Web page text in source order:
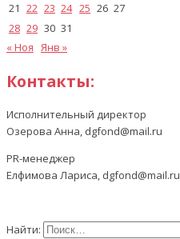
21 22 23 24 25 26 27
28 29 30 31
« Ноя Янв »
Контакты:
Исполнительный директор
Озерова Анна, dgfond@mail.ru
PR-менеджер
Елфимова Лариса, dgfond@mail.ru
Найти: